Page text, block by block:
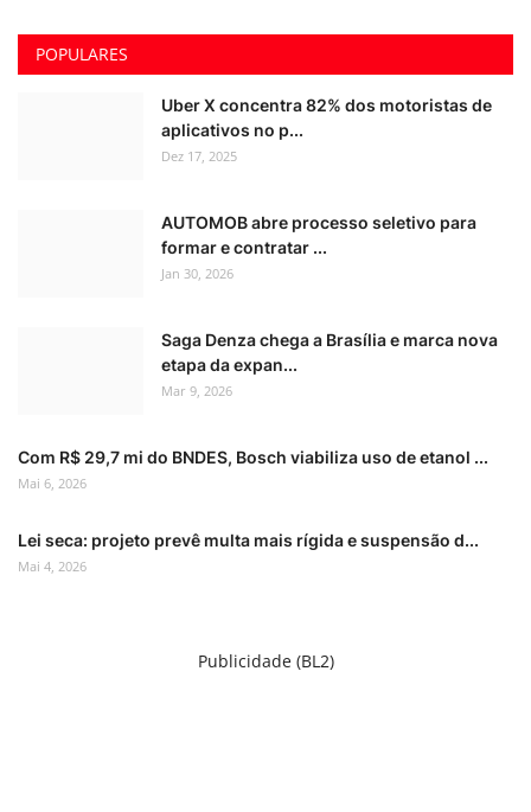
POPULARES
Uber X concentra 82% dos motoristas de
aplicativos no p...
Dez 17, 2025
AUTOMOB abre processo seletivo para
formar e contratar ...
Jan 30, 2026
Saga Denza chega a Brasília e marca nova
etapa da expan...
Mar 9, 2026
Com R$ 29,7 mi do BNDES, Bosch viabiliza uso de etanol ...
Mai 6, 2026
Lei seca: projeto prevê multa mais rígida e suspensão d...
Mai 4, 2026
Publicidade (BL2)